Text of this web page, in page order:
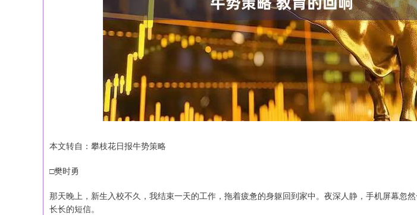
本文转自：攀枝花日报牛势策略
□樊时勇
那天晚上，新生入校不久，我结束一天的工作，拖着疲惫的身躯回到家中。夜深人静，手机屏幕忽
长长的短信。
深证成指 14311.01 200.89 1.42% 沪深300